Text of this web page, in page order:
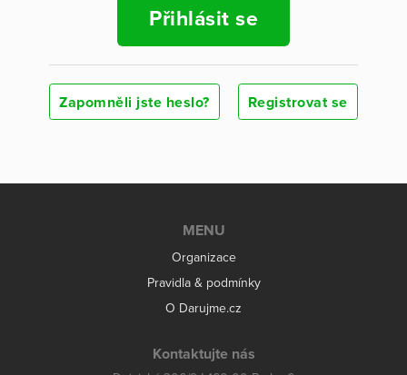
Přihlásit se
Zapomněli jste heslo? Registrovat se
MENU
Organizace
Pravidla & podmínky
O Darujme.cz
Kontaktujte nás